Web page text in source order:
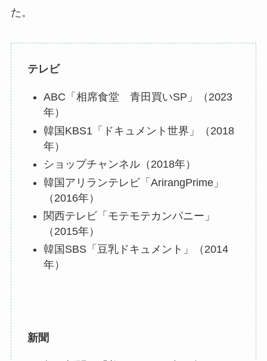
た。
テレビ
ABC「相席食堂 青田買いSP」（2023
年）
韓国KBS1「ドキュメント世界」（2018
年）
ショップチャンネル（2018年）
韓国アリランテレビ「ArirangPrime」
（2016年）
関西テレビ「モテモテカンパニー」
（2015年）
韓国SBS「豆乳ドキュメント」（2014
年）
新聞